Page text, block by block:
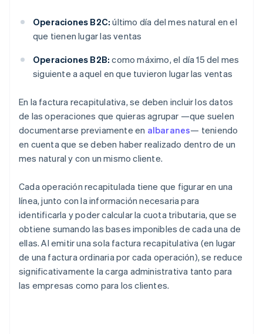
Operaciones B2C: último día del mes natural en el
que tienen lugar las ventas
Operaciones B2B: como máximo, el día 15 del mes
siguiente a aquel en que tuvieron lugar las ventas
En la factura recapitulativa, se deben incluir los datos
de las operaciones que quieras agrupar —que suelen
documentarse previamente en albaranes— teniendo
en cuenta que se deben haber realizado dentro de un
mes natural y con un mismo cliente.
Cada operación recapitulada tiene que figurar en una
línea, junto con la información necesaria para
identificarla y poder calcular la cuota tributaria, que se
obtiene sumando las bases imponibles de cada una de
ellas. Al emitir una sola factura recapitulativa (en lugar
de una factura ordinaria por cada operación), se reduce
significativamente la carga administrativa tanto para
las empresas como para los clientes.